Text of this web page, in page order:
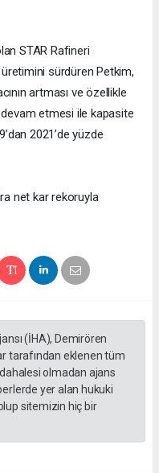
STAR Rafineri
sürdüren Petkim,
artması ve özellikle
etmesi ile kapasite
2021’de yüzde
net kar rekoruyla
(İHA), Demirören
tarafından eklenen tüm
olmadan ajans
yer alan hukuki
sitemizin hiç bir